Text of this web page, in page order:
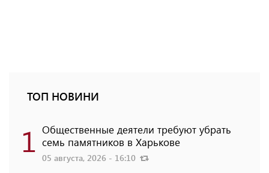
ТОП НОВИНИ
1 Общественные деятели требуют убрать
семь памятников в Харькове
05 августа, 2026 - 16:10